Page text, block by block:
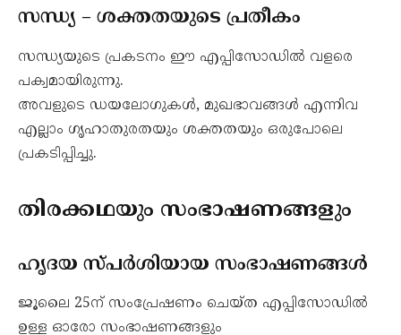
സന്ധ്യ – ശക്തതയുടെ പ്രതീകം
സന്ധ്യയുടെ പ്രകടനം ഈ എപ്പിസോഡിൽ വളരെ
പക്വമായിരുന്നു.
അവളുടെ ഡയലോഗുകൾ, മുഖഭാവങ്ങൾ എന്നിവ
എല്ലാം ഗൃഹാതുരതയും ശക്തതയും ഒരുപോലെ
പ്രകടിപ്പിച്ചു.
തിരക്കഥയും സംഭാഷണങ്ങളും
ഹൃദയ സ്പർശിയായ സംഭാഷണങ്ങൾ
ജൂലൈ 25ന് സംപ്രേഷണം ചെയ്ത എപ്പിസോഡിൽ
ഉള്ള ഓരോ സംഭാഷണങ്ങളും